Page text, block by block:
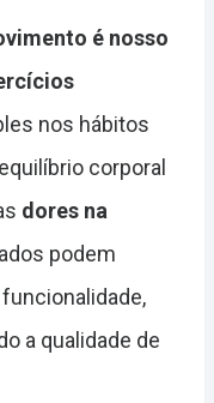
é nosso
nos hábitos
corporal
dores na
podem
a qualidade de